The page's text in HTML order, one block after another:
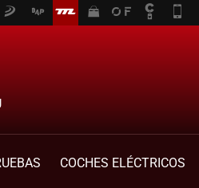
COCHES ELÉCTRICOS